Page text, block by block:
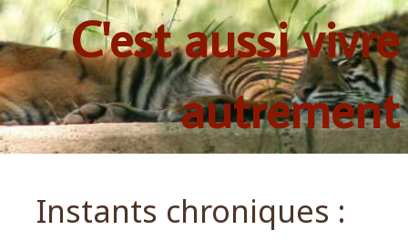
C'est aussi vivre
autrement
Instants chroniques :